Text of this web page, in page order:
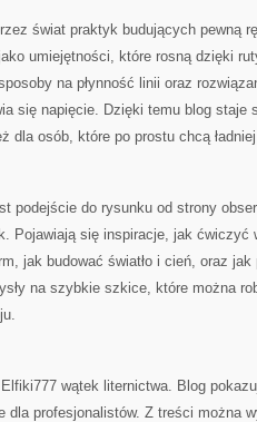
świat praktyk budujących pewną
umiejętności, które rosną dzięki
na płynność linii oraz
się napięcie. Dzięki temu blog staje
dla osób, które po prostu chcą
podejście do rysunku od strony
Pojawiają się inspiracje, jak ćwiczyć
jak budować światło i cień, oraz
na szybkie szkice, które można
wątek liternictwa. Blog
dla profesjonalistów. Z treści można